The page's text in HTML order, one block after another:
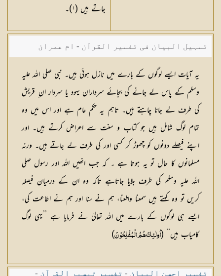
جاتے ہیں (١)۔
تسہیل البیان فی تفسیر القرآن - ام عمران
شکیلہ بنت میاں فضل حسین
یہ آیات ایسے لوگوں کے بارے میں نازل ہوئی ہیں۔ نبی صلی اللہ علیہ
وسلم کے پاس لے جانے کی بجائے سرداران یہود یا سردار ان ِ قریش
کی طرف لے جانا چاہتے ہیں۔ تاہم یہ حکم عام ہے اور اس میں وہ
تمام لوگ شامل ہیں جو کتاب و سنت سے اعراض کرتے ہیں۔ اور
اپنے فیصلے دونوں کو چھوڑ کر کسی اور کی طرف لے جاتے ہیں۔ ورنہ
مسلمانوں کا حال تو یہ ہوتا ہے ۔ کہ جب انھیں اللہ اور رسول صلی
اللہ علیہ وسلم کی طرف بلایا جاتاہے تاکہ وہ ان کے درمیان فیصلہ
کریں تو وہ کہتے ہیں سمعنا واطعنا، ہم نے سنا اور ہم نے اطاعت کی،
ایسے ہی لوگوں کے بارے میں اللہ تعالیٰ نے فرمایا ہے ’’یہی لوگ
کامیاب ہیں‘‘ (اُولٰئِکَ ھُمُ الْمُفْلِحُوْنَ)
تفسیر احسن البیان - تفسیر تیسیر القرآن -